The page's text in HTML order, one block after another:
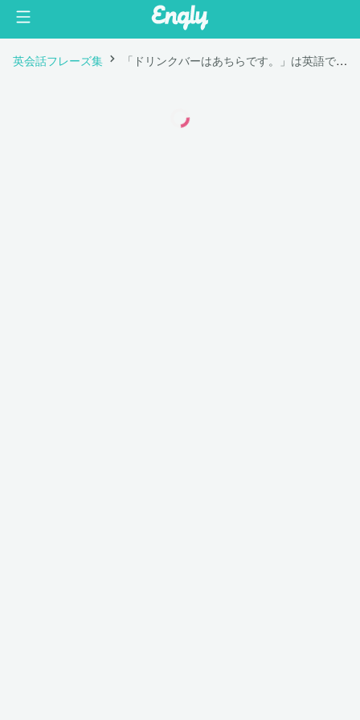
英会話フレーズ集 「ドリンクバーはあちらです。」は英語で "The soda fountain is over there."